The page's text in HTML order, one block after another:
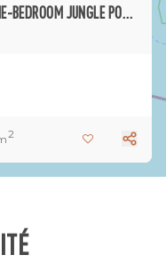
UPCOMING LUXURY ONE-BEDROOM JUNGLE POOL VILLA
2